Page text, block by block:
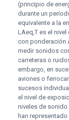
(principio de
durante un
equivalente a la
LAeq,T es el
con ponderación
medir sonidos
carreteras o
embargo, en
aviones o
sucesos
el nivel de
niveles de sonido
han